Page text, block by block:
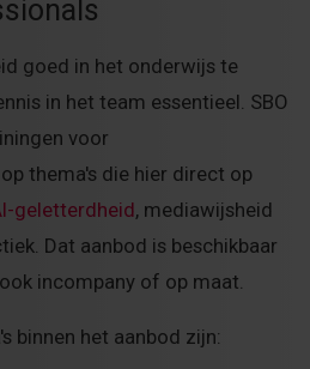
goed in het onderwijs te
in het team essentieel. SBO
voor
thema's die hier direct op
geletterdheid, mediawijsheid
Dat aanbod is beschikbaar
incompany of op maat.
binnen het aanbod zijn: